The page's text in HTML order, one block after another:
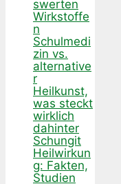
swerten
Wirkstoffe
n
Schulmedi
zin vs.
alternative
r
Heilkunst,
was steckt
wirklich
dahinter
Schungit
Heilwirkun
g: Fakten,
Studien